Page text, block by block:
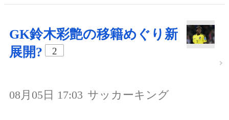
GK鈴木彩艶の移籍めぐり新
展開?
2
08月05日 17:03 サッカーキング